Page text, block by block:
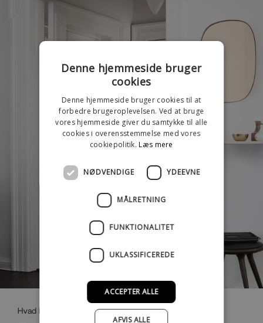
Hvad betyder
Denne hjemmeside bruger
cookies
Denne hjemmeside bruger cookies til at
forbedre brugeroplevelsen. Ved at bruge
vores hjemmeside giver du samtykke til alle
cookies i overensstemmelse med vores
cookiepolitik.Læs mere
NØDVENDIGE YDEEVNE
MÅLRETNING
FUNKTIONALITET
UKLASSIFICEREDE
ACCEPTER ALLE
AFVIS ALLE